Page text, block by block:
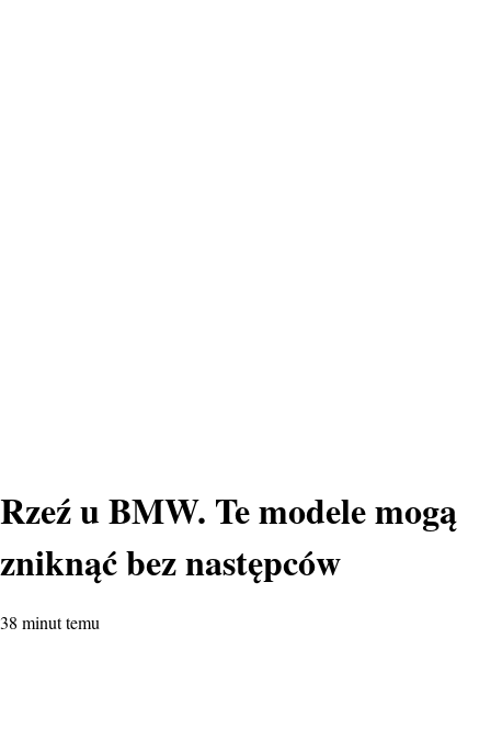
Rzeź u BMW. Te modele mogą
zniknąć bez następców
38 minut temu